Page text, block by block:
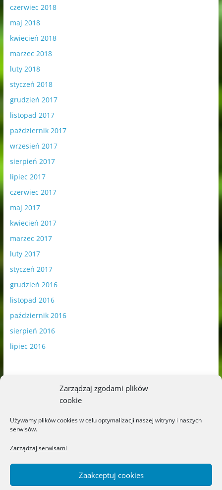
Zarządzaj zgodami plików
cookie
Używamy plików cookies w celu optymalizacji naszej witryny i naszych
serwisów.
Zarządzaj serwisami
Zaakceptuj cookies
czerwiec 2018
maj 2018
kwiecień 2018
marzec 2018
luty 2018
styczeń 2018
grudzień 2017
listopad 2017
październik 2017
wrzesień 2017
sierpień 2017
lipiec 2017
czerwiec 2017
maj 2017
kwiecień 2017
marzec 2017
luty 2017
styczeń 2017
grudzień 2016
listopad 2016
październik 2016
sierpień 2016
lipiec 2016